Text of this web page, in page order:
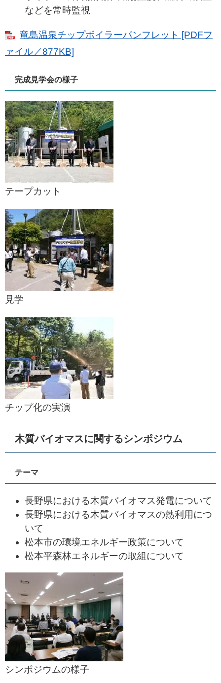
などを常時監視
竜島温泉チップボイラーパンフレット [PDFフ
ァイル／877KB]
完成見学会の様子
テープカット
見学
チップ化の実演
木質バイオマスに関するシンポジウム
テーマ
長野県における木質バイオマス発電について
長野県における木質バイオマスの熱利用につ
いて
松本市の環境エネルギー政策について
松本平森林エネルギーの取組について
シンポジウムの様子